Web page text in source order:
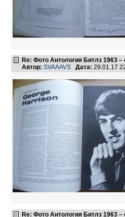
Re: Фото Антология Битлз 1963 –
Автор: SVAAAVS Дата: 29.01.17
Re: Фото Антология Битлз 1963 –